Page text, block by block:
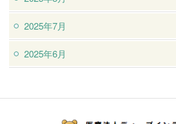
2025年7月
2025年6月